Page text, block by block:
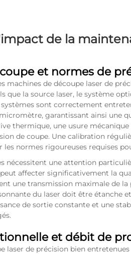
de la
et normes de
machines de découpe laser de
que la source laser, le système
sont correctement
garantissant ainsi une
thermique, une usure
de coupe. Une calibration
normes rigoureuses requises
nécessitent une attention
affecter significativement la
une transmission maximale de
du laser doit être étanche
de sortie constante et une
et débit de
laser de précision bien